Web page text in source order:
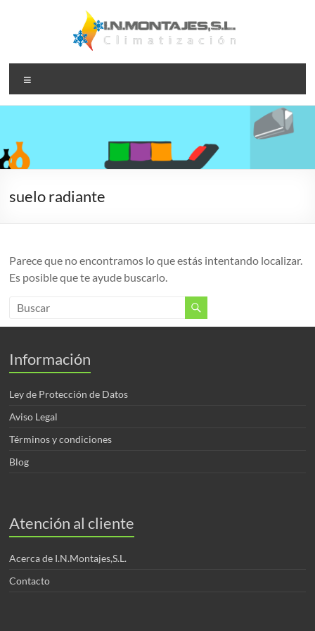
I.N.Montajes,S.L.
– Climatización
Instalación,
reparación y
mantenimiento
acondicionado
y calefacción
suelo radiante
Parece que no encontramos lo que estás intentando localizar.
Es posible que te ayude buscarlo.
Información
Ley de Protección de Datos
Aviso Legal
Términos y condiciones
Blog
Atención al cliente
Acerca de I.N.Montajes,S.L.
Contacto